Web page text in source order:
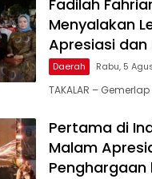
Fadilah
Menyalakan
Apresiasi dan
Daerah Rabu, 5
TAKALAR –
Pertama di
Malam
Penghargaan